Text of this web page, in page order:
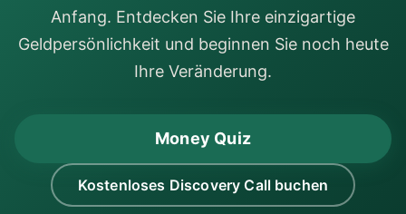
Anfang. Entdecken Sie Ihre einzigartige
Geldpersönlichkeit und beginnen Sie noch heute
Ihre Veränderung.
Money Quiz
Kostenloses Discovery Call buchen